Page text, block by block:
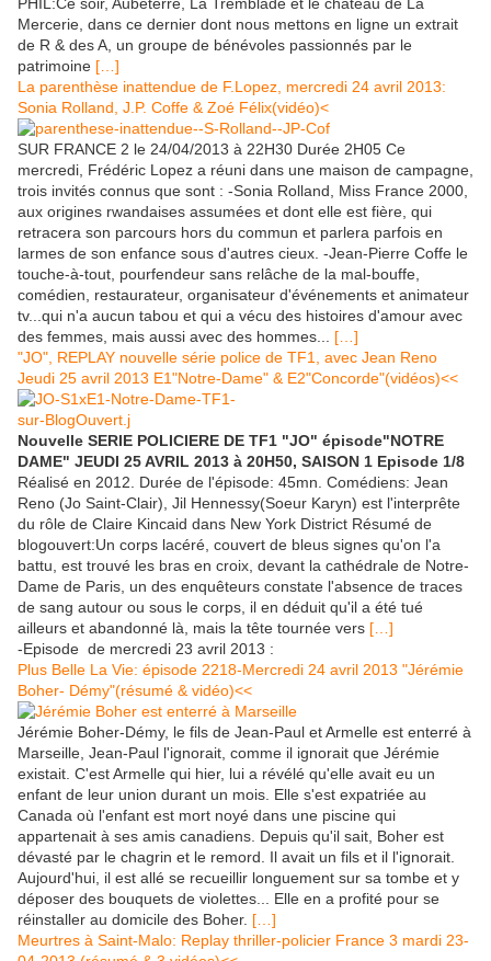
Mercerie, dans ce dernier dont nous mettons en ligne un extrait
de R & des A, un groupe de bénévoles passionnés par le
patrimoine […]
La parenthèse inattendue de F.Lopez, mercredi 24 avril 2013:
Sonia Rolland, J.P. Coffe & Zoé Félix(vidéo)<
SUR FRANCE 2 le 24/04/2013 à 22H30 Durée 2H05 Ce
mercredi, Frédéric Lopez a réuni dans une maison de campagne,
trois invités connus que sont : -Sonia Rolland, Miss France 2000,
aux origines rwandaises assumées et dont elle est fière, qui
retracera son parcours hors du commun et parlera parfois en
larmes de son enfance sous d'autres cieux. -Jean-Pierre Coffe le
touche-à-tout, pourfendeur sans relâche de la mal-bouffe,
comédien, restaurateur, organisateur d'événements et animateur
tv...qui n'a aucun tabou et qui a vécu des histoires d'amour avec
des femmes, mais aussi avec des hommes... […]
"JO", REPLAY nouvelle série police de TF1, avec Jean Reno
Jeudi 25 avril 2013 E1"Notre-Dame" & E2"Concorde"(vidéos)<<
Nouvelle SERIE POLICIERE DE TF1 "JO" épisode"NOTRE
DAME" JEUDI 25 AVRIL 2013 à 20H50, SAISON 1 Episode 1/8
Réalisé en 2012. Durée de l'épisode: 45mn. Comédiens: Jean
Reno (Jo Saint-Clair), Jil Hennessy(Soeur Karyn) est l'interprête
du rôle de Claire Kincaid dans New York District Résumé de
blogouvert:Un corps lacéré, couvert de bleus signes qu'on l'a
battu, est trouvé les bras en croix, devant la cathédrale de Notre-
Dame de Paris, un des enquêteurs constate l'absence de traces
de sang autour ou sous le corps, il en déduit qu'il a été tué
ailleurs et abandonné là, mais la tête tournée vers […]
-Episode de mercredi 23 avril 2013 :
Plus Belle La Vie: épisode 2218-Mercredi 24 avril 2013 "Jérémie
Boher- Démy"(résumé & vidéo)<<
Jérémie Boher-Démy, le fils de Jean-Paul et Armelle est enterré à
Marseille, Jean-Paul l'ignorait, comme il ignorait que Jérémie
existait. C'est Armelle qui hier, lui a révélé qu'elle avait eu un
enfant de leur union durant un mois. Elle s'est expatriée au
Canada où l'enfant est mort noyé dans une piscine qui
appartenait à ses amis canadiens. Depuis qu'il sait, Boher est
dévasté par le chagrin et le remord. Il avait un fils et il l'ignorait.
Aujourd'hui, il est allé se recueillir longuement sur sa tombe et y
déposer des bouquets de violettes... Elle en a profité pour se
réinstaller au domicile des Boher. […]
Meurtres à Saint-Malo: Replay thriller-policier France 3 mardi 23-